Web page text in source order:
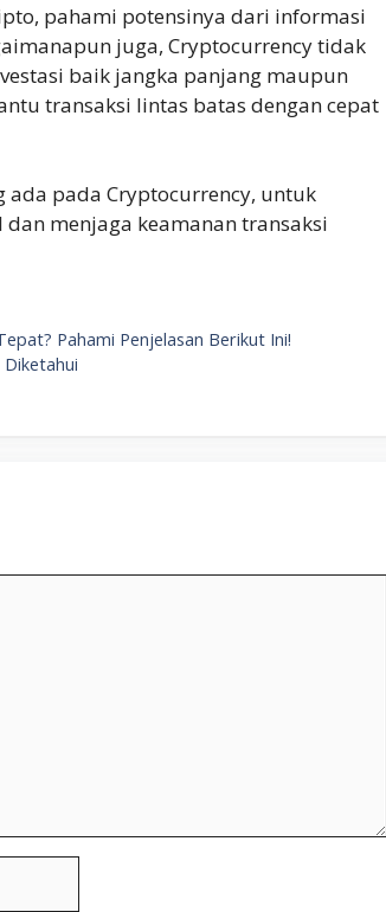
pahami potensinya dari informasi
juga, Cryptocurrency tidak
baik jangka panjang maupun
transaksi lintas batas dengan cepat
pada Cryptocurrency, untuk
menjaga keamanan transaksi
Pahami Penjelasan Berikut Ini!
Diketahui